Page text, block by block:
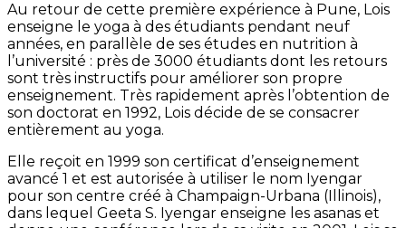
Au retour de cette première expérience à Pune, Lois
enseigne le yoga à des étudiants pendant neuf
années, en parallèle de ses études en nutrition à
l’université : près de 3000 étudiants dont les retours
sont très instructifs pour améliorer son propre
enseignement. Très rapidement après l’obtention de
son doctorat en 1992, Lois décide de se consacrer
entièrement au yoga.
Elle reçoit en 1999 son certificat d’enseignement
avancé 1 et est autorisée à utiliser le nom Iyengar
pour son centre créé à Champaign-Urbana (Illinois),
dans lequel Geeta S. Iyengar enseigne les asanas et